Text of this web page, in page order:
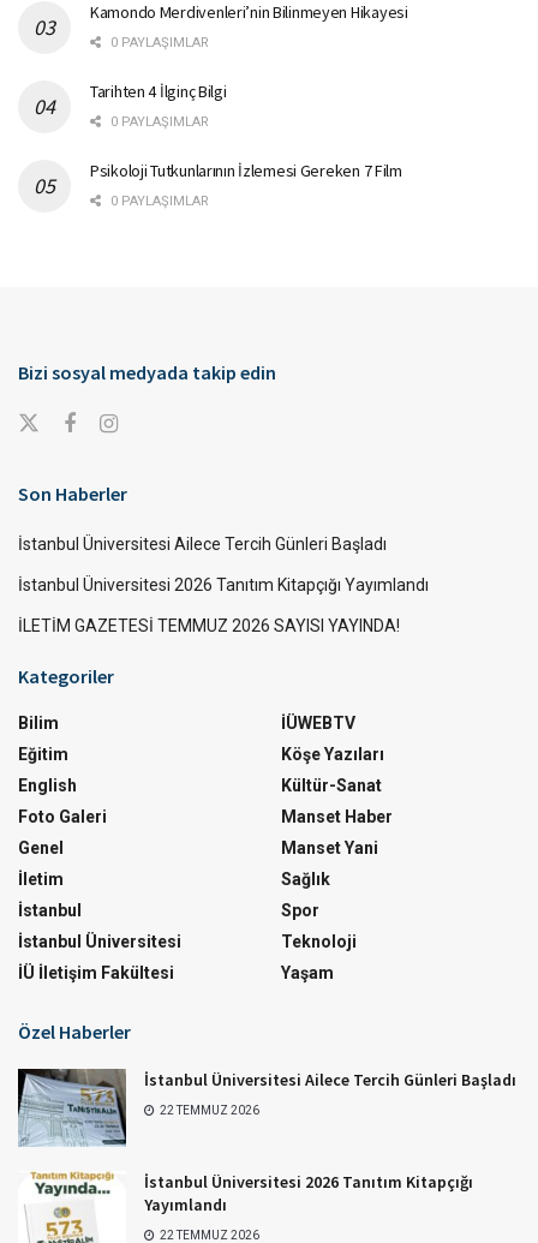
Kamondo Merdivenleri’nin Bilinmeyen Hikayesi
0 PAYLAŞIMLAR
Tarihten 4 İlginç Bilgi
0 PAYLAŞIMLAR
Psikoloji Tutkunlarının İzlemesi Gereken 7 Film
0 PAYLAŞIMLAR
Bizi sosyal medyada takip edin
Son Haberler
İstanbul Üniversitesi Ailece Tercih Günleri Başladı
İstanbul Üniversitesi 2026 Tanıtım Kitapçığı Yayımlandı
İLETİM GAZETESİ TEMMUZ 2026 SAYISI YAYINDA!
Kategoriler
Bilim
Eğitim
English
Foto Galeri
Genel
İletim
İstanbul
İstanbul Üniversitesi
İÜ İletişim Fakültesi
İÜWEBTV
Köşe Yazıları
Kültür-Sanat
Manset Haber
Manset Yani
Sağlık
Spor
Teknoloji
Yaşam
Özel Haberler
İstanbul Üniversitesi Ailece Tercih Günleri Başladı
22 TEMMUZ 2026
İstanbul Üniversitesi 2026 Tanıtım Kitapçığı
Yayımlandı
22 TEMMUZ 2026